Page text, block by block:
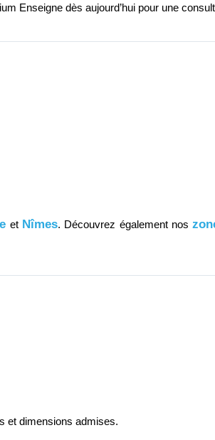
Enseigne dès aujourd’hui pour une
et Nîmes. Découvrez également nos
et dimensions admises.